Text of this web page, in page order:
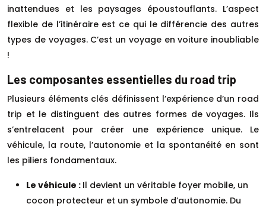
inattendues et les paysages époustouflants. L’aspect
flexible de l’itinéraire est ce qui le différencie des autres
types de voyages. C’est un voyage en voiture inoubliable
!
Les composantes essentielles du road trip
Plusieurs éléments clés définissent l’expérience d’un road
trip et le distinguent des autres formes de voyages. Ils
s’entrelacent pour créer une expérience unique. Le
véhicule, la route, l’autonomie et la spontanéité en sont
les piliers fondamentaux.
Le véhicule : Il devient un véritable foyer mobile, un
cocon protecteur et un symbole d’autonomie. Du